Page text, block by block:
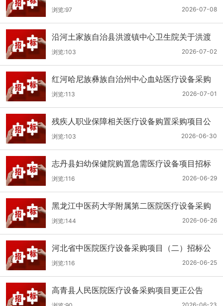
（双盲+远程异地+分散）
2026-07-08
浏览:97
沿河土家族自治县洪渡镇中心卫生院关于洪渡
镇中心卫生院县域医疗次中心医疗设备采购项
目的公开招标公告
2026-07-02
浏览:103
红河哈尼族彝族自治州中心血站医疗设备采购
（二次）公开招标公告
2026-07-01
浏览:113
残疾人职业保障相关医疗设备购置采购项目公
开招标招标公告
2026-06-30
浏览:103
志丹县妇幼保健院购置急需医疗设备项目招标
公告
2026-06-29
浏览:116
黑龙江中医药大学附属第二医院医疗设备采购
(二次)招标公告
2026-06-26
浏览:144
河北省中医院医疗设备采购项目（二）招标公
告
2026-06-25
浏览:116
高青县人民医院医疗设备采购项目更正公告